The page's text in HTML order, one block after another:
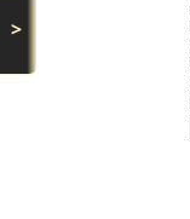
>